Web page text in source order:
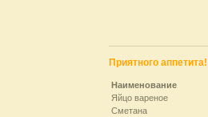
Приятного
Наименование
Яйцо вареное
Сметана